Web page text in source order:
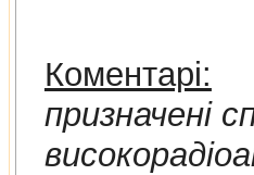
Коментарі:
призначені